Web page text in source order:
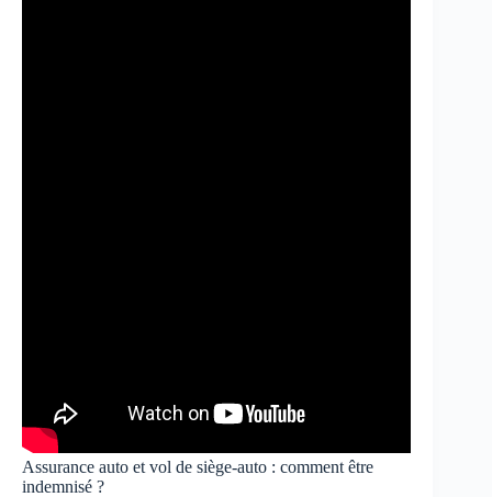
Assurance auto et vol de siège-auto : comment être
indemnisé ?